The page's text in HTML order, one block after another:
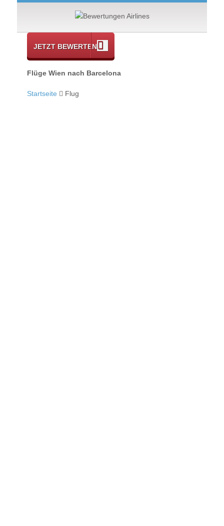
JETZT BEWERTEN
Flüge Wien nach Barcelona
Startseite Flug